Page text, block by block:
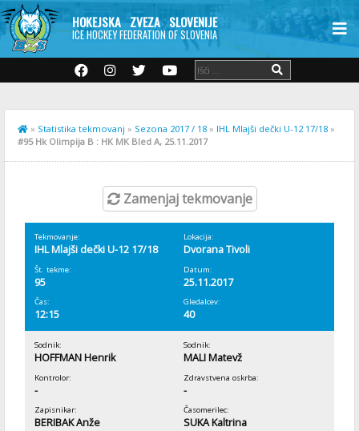
HOKEJSKA ZVEZA SLOVENIJE
ICE HOCKEY FEDERATION OF SLOVENIA
» Statistika tekmovanj » Sezona 2017 / 18 » IHL Mlajši dečki U-12 17/18 »
#95 Hk Olimpija B : HK MK Bled A, 25.11.2017
Zamenjaj tekmovanje
Tekmovanje:
IHL Mlajši dečki U-12 17/18
Lokacija:
Dvorana Tivoli
Št. tekme:
95
Datum:
25.11.2017
Čas:
12:15
Gledalcev:
40
Sodnik:
HOFFMAN Henrik
Sodnik:
MALI Matevž
Kontrolor:
-
Zdravstvena oskrba:
-
Zapisnikar:
BERIBAK Anže
Časomerilec:
SUKA Kaltrina